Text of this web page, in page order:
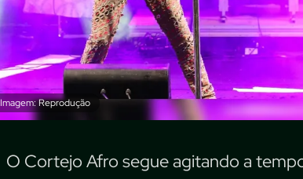
Imagem: Reprodução
O Cortejo Afro segue agitando a